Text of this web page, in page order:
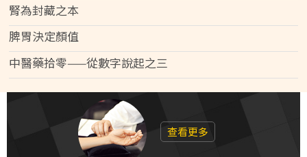
腎為封藏之本
脾胃決定顏值
中醫藥拾零——從數字說起之三
查看更多